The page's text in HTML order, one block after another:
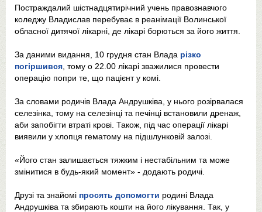
Постраждалий шістнадцятирічний учень правознавчого
коледжу Владислав перебуває в реанімації Волинської
обласної дитячої лікарні, де лікарі борються за його життя.
За даними видання, 10 грудня стан Влада різко
погіршився , тому о 22.00 лікарі зважилися провести
операцію попри те, що пацієнт у комі.
За словами родичів Влада Андрушківа, у нього розірвалася
селезінка, тому на селезінці та печінці встановили дренаж,
аби запобігти втраті крові. Також, під час операції лікарі
виявили у хлопця гематому на підшлунковій залозі.
«Його стан залишається тяжким і нестабільним та може
змінитися в будь-який момент» - додають родичі.
Друзі та знайомі просять допомогти родині Влада
Андрушківа та збирають кошти на його лікування. Так, у